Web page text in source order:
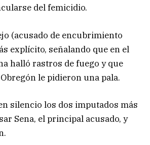
del femicidio.
(acusado de encubrimiento
explícito, señalando que en el
halló rastros de fuego y que
le pidieron una pala.
silencio los dos imputados más
Sena, el principal acusado, y